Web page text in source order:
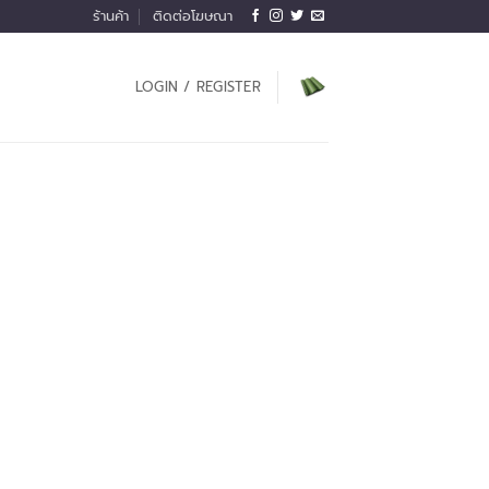
ร้านค้า ติดต่อโฆษณา
LOGIN / REGISTER